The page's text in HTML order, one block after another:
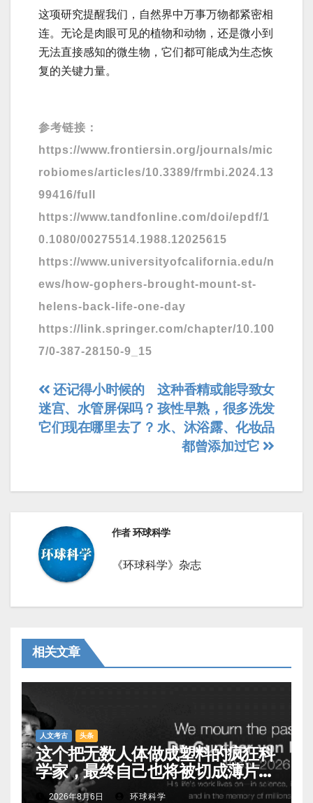
这项研究提醒我们，自然界中万事万物都紧密相
连。无论是肉眼可见的植物和动物，还是微小到
无法直接感知的微生物，它们都可能成为生态恢
复的关键力量。
参考链接：
https://www.frontiersin.org/journals/mic
robiomes/articles/10.3389/frmbi.2024.13
99416/full
https://www.tandfonline.com/doi/epdf/1
0.1080/00275514.1988.12025615
https://www.universityofcalifornia.edu/n
ews/how-gophers-brought-mount-st-
helens-back-life-one-day
https://link.springer.com/chapter/10.100
7/0-387-28150-9_15
文
章
这种香精或能导致女
孩性早熟，很多洗发
水、沐浴露、化妆品
都曾添加过它
还记得小时候的
迷宫、水管屏保吗？
它们现在哪里去了？
作者环球科学
《环球科学》杂志
相关文章
人文考古 头条
这个把无数人体做成塑料的疯狂科
学家，最终自己也将被切成薄片展
出2026年8月6日 环球科学